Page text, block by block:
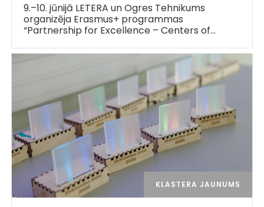
9.–10. jūnijā LETERA un Ogres Tehnikums
organizēja Erasmus+ programmas
“Partnership for Excellence – Centers of…
KLASTERA JAUNUMS